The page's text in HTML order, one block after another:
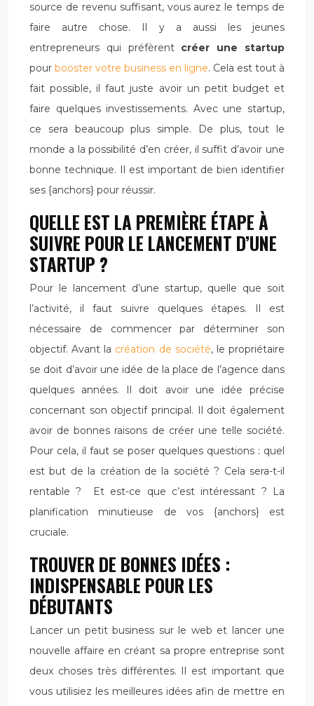
source de revenu suffisant, vous aurez le temps de
faire autre chose. Il y a aussi les jeunes
entrepreneurs qui préfèrent créer une startup
pour booster votre business en ligne. Cela est tout à
fait possible, il faut juste avoir un petit budget et
faire quelques investissements. Avec une startup,
ce sera beaucoup plus simple. De plus, tout le
monde a la possibilité d’en créer, il suffit d’avoir une
bonne technique. Il est important de bien identifier
ses {anchors} pour réussir.
QUELLE EST LA PREMIÈRE ÉTAPE À
SUIVRE POUR LE LANCEMENT D’UNE
STARTUP ?
Pour le lancement d’une startup, quelle que soit
l’activité, il faut suivre quelques étapes. Il est
nécessaire de commencer par déterminer son
objectif. Avant la création de société, le propriétaire
se doit d’avoir une idée de la place de l’agence dans
quelques années. Il doit avoir une idée précise
concernant son objectif principal. Il doit également
avoir de bonnes raisons de créer une telle société.
Pour cela, il faut se poser quelques questions : quel
est but de la création de la société ? Cela sera-t-il
rentable ? Et est-ce que c’est intéressant ? La
planification minutieuse de vos {anchors} est
cruciale.
TROUVER DE BONNES IDÉES :
INDISPENSABLE POUR LES
DÉBUTANTS
Lancer un petit business sur le web et lancer une
nouvelle affaire en créant sa propre entreprise sont
deux choses très différentes. Il est important que
vous utilisiez les meilleures idées afin de mettre en